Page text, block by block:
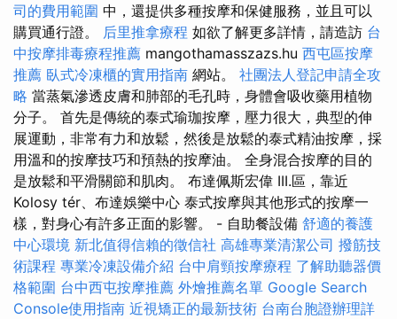
司的費用範圍 中，還提供多種按摩和保健服務，並且可以
購買通行證。 后里推拿療程 如欲了解更多詳情，請造訪 台
中按摩排毒療程推薦 mangothamasszazs.hu 西屯區按摩
推薦 臥式冷凍櫃的實用指南 網站。 社團法人登記申請全攻
略 當蒸氣滲透皮膚和肺部的毛孔時，身體會吸收藥用植物
分子。 首先是傳統的泰式瑜珈按摩，壓力很大，典型的伸
展運動，非常有力和放鬆，然後是放鬆的泰式精油按摩，採
用溫和的按摩技巧和預熱的按摩油。 全身混合按摩的目的
是放鬆和平滑關節和肌肉。 布達佩斯宏偉 III.區，靠近
Kolosy tér、布達娛樂中心 泰式按摩與其他形式的按摩一
樣，對身心有許多正面的影響。 - 自助餐設備 舒適的養護
中心環境 新北值得信賴的徵信社 高雄專業清潔公司 撥筋技
術課程 專業冷凍設備介紹 台中肩頸按摩療程 了解助聽器價
格範圍 台中西屯按摩推薦 外燴推薦名單 Google Search
Console使用指南 近視矯正的最新技術 台南台胞證辦理詳